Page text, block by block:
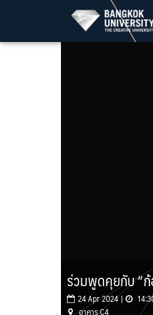
content
ร่วมพูดคุยกับ “ก้
24 Apr 2024 |
อาคาร C4